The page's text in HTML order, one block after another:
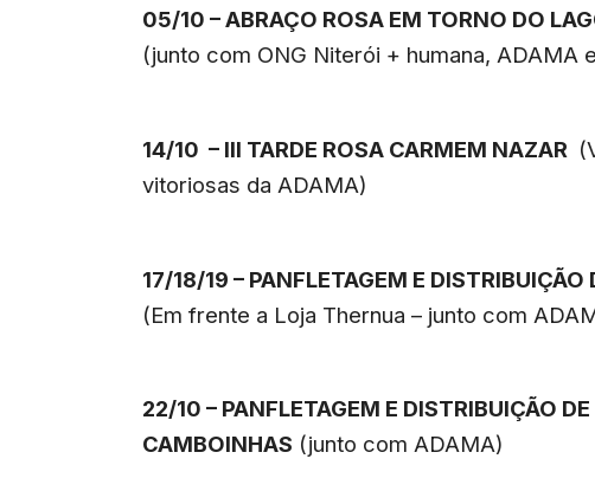
05/10 – ABRAÇO ROSA EM TORNO DO
(junto com ONG Niterói + humana, ADAMA
14/10 – III TARDE ROSA CARMEM NAZAR
vitoriosas da ADAMA)
17/18/19 – PANFLETAGEM E
(Em frente a Loja Thernua – junto com
22/10 – PANFLETAGEM E DISTRIBUIÇÃO
CAMBOINHAS (junto com ADAMA)